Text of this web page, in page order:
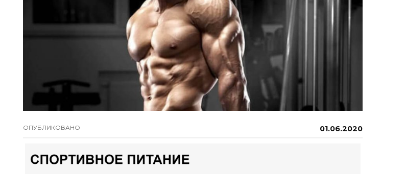
ОПУБЛИКОВАНО 01.06.2020